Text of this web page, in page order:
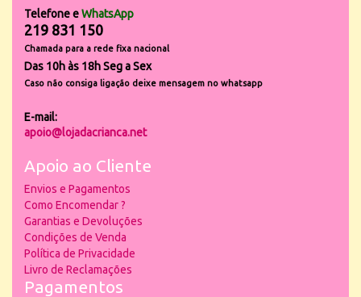
Telefone eWhatsApp
219 831 150
Chamada para a rede fixa nacional
Das 10h às 18h Seg a Sex
Caso não consiga ligação deixe mensagem no whatsapp
E-mail:
apoio@lojadacrianca.net
Apoio ao Cliente
Envios e Pagamentos
Como Encomendar ?
Garantias e Devoluções
Condições de Venda
Política de Privacidade
Livro de Reclamações
Pagamentos